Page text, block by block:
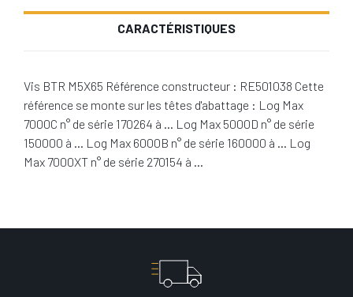
CARACTÉRISTIQUES
Vis BTR M5X65 Référence constructeur : RE501038 Cette
référence se monte sur les têtes d'abattage : Log Max
7000C n° de série 170264 à … Log Max 5000D n° de série
150000 à … Log Max 6000B n° de série 160000 à … Log
Max 7000XT n° de série 270154 à …